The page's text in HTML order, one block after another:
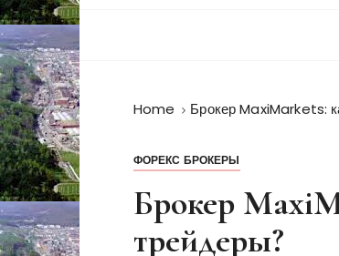
c
o
n
t
e
n
t
Home Брокер MaxiMarkets:
ФОРЕКС БРОКЕРЫ
Брокер
трейдеры?